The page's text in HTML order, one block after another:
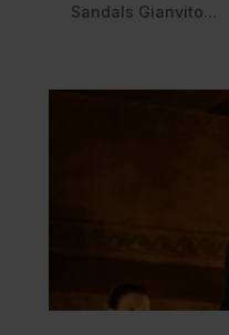
Sandals Gianvito...